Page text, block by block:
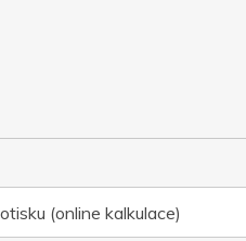
(online kalkulace)